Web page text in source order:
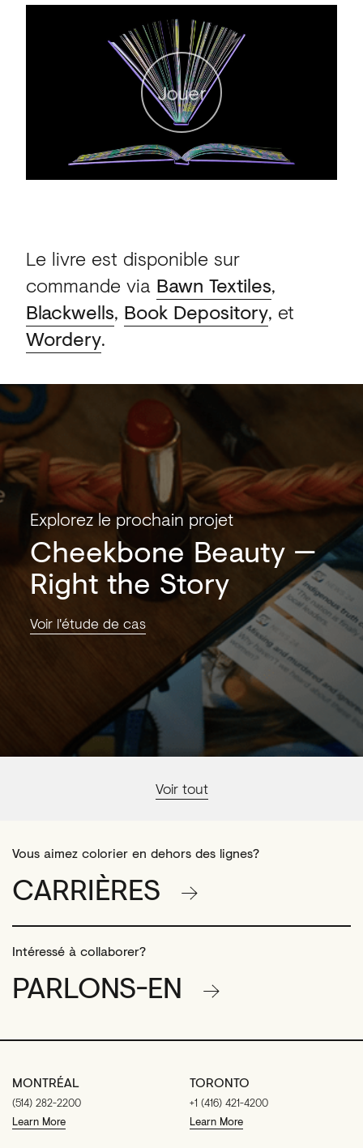
Jouer
Le livre est disponible sur
commande via Bawn Textiles,
Blackwells, Book Depository, et
Wordery.
Explorez le prochain projet
Cheekbone Beauty
Right the Story
Voir l'étude de cas
Voir tout
Vous aimez colorier en dehors des lignes?
CARRIÈRES
Intéressé à collaborer?
PARLONS-EN
MONTRÉAL
(514) 282-2200
Learn More
TORONTO
+1 (416) 421-4200
Learn More